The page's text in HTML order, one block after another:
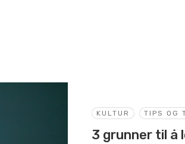
KULTUR TIPS OG
3 grunner til å